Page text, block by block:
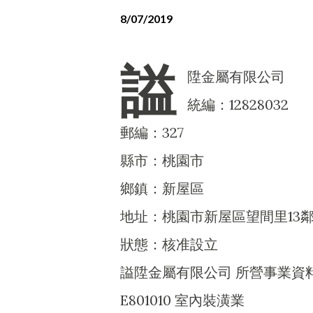
8/07/2019
謚
陞金屬有限公司
統編：12828032
郵編：327
縣市：桃園市
鄉鎮：新屋區
地址：桃園市新屋區望間里13
狀態：核准設立
謚陞金屬有限公司 所營事業資
E801010 室內裝潢業